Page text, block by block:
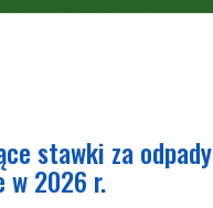
stawki za odpady
w 2026 r.